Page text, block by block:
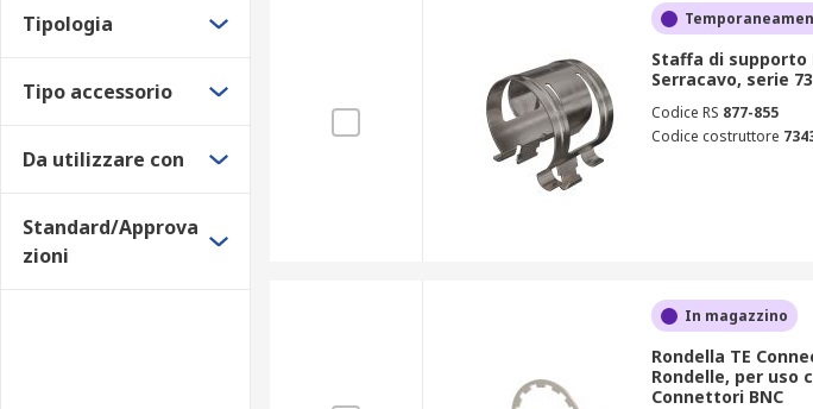
Tipologia
Tipo accessorio
Da utilizzare con
Standard/Approva
zioni
Staffa di supporto
Serracavo, serie
Codice RS 877-855
Codice costruttore
In magazzino
Rondella TE
Rondelle, per uso
Connettori BNC